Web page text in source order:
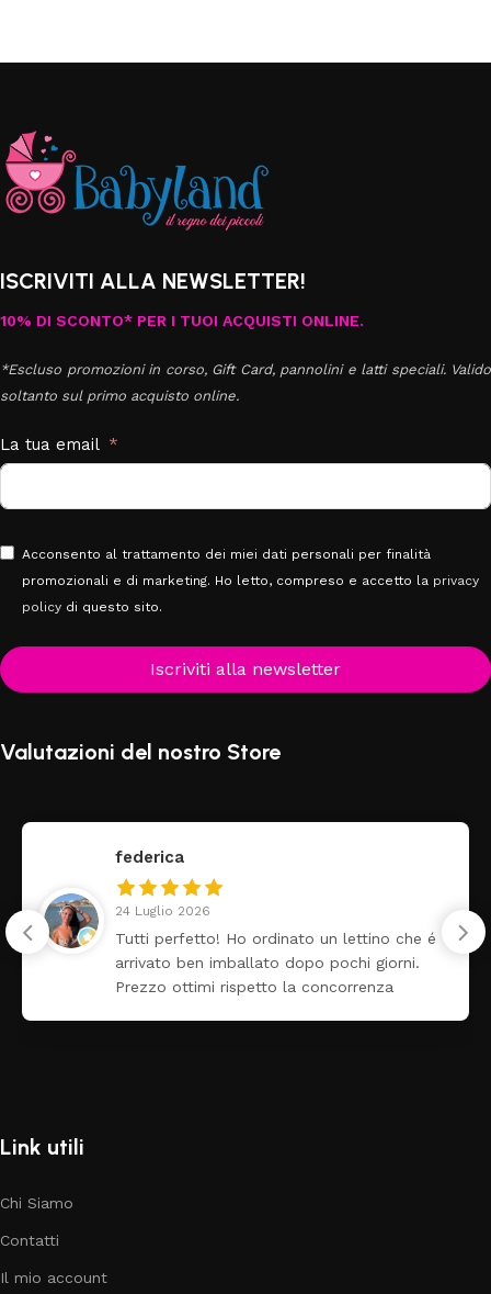
ISCRIVITI ALLA NEWSLETTER!
10% DI SCONTO* PER I TUOI ACQUISTI ONLINE.
*Escluso promozioni in corso, Gift Card, pannolini e latti speciali. Valido
soltanto sul primo acquisto online.
La tua email
Acconsento al trattamento dei miei dati personali per finalità
promozionali e di marketing. Ho letto, compreso e accetto la privacy
policy di questo sito.
Iscriviti alla newsletter
Valutazioni del nostro Store
federica
24 Luglio 2026
Tutti perfetto! Ho ordinato un lettino che é
arrivato ben imballato dopo pochi giorni.
Prezzo ottimi rispetto la concorrenza
Link utili
Chi Siamo
Contatti
Il mio account